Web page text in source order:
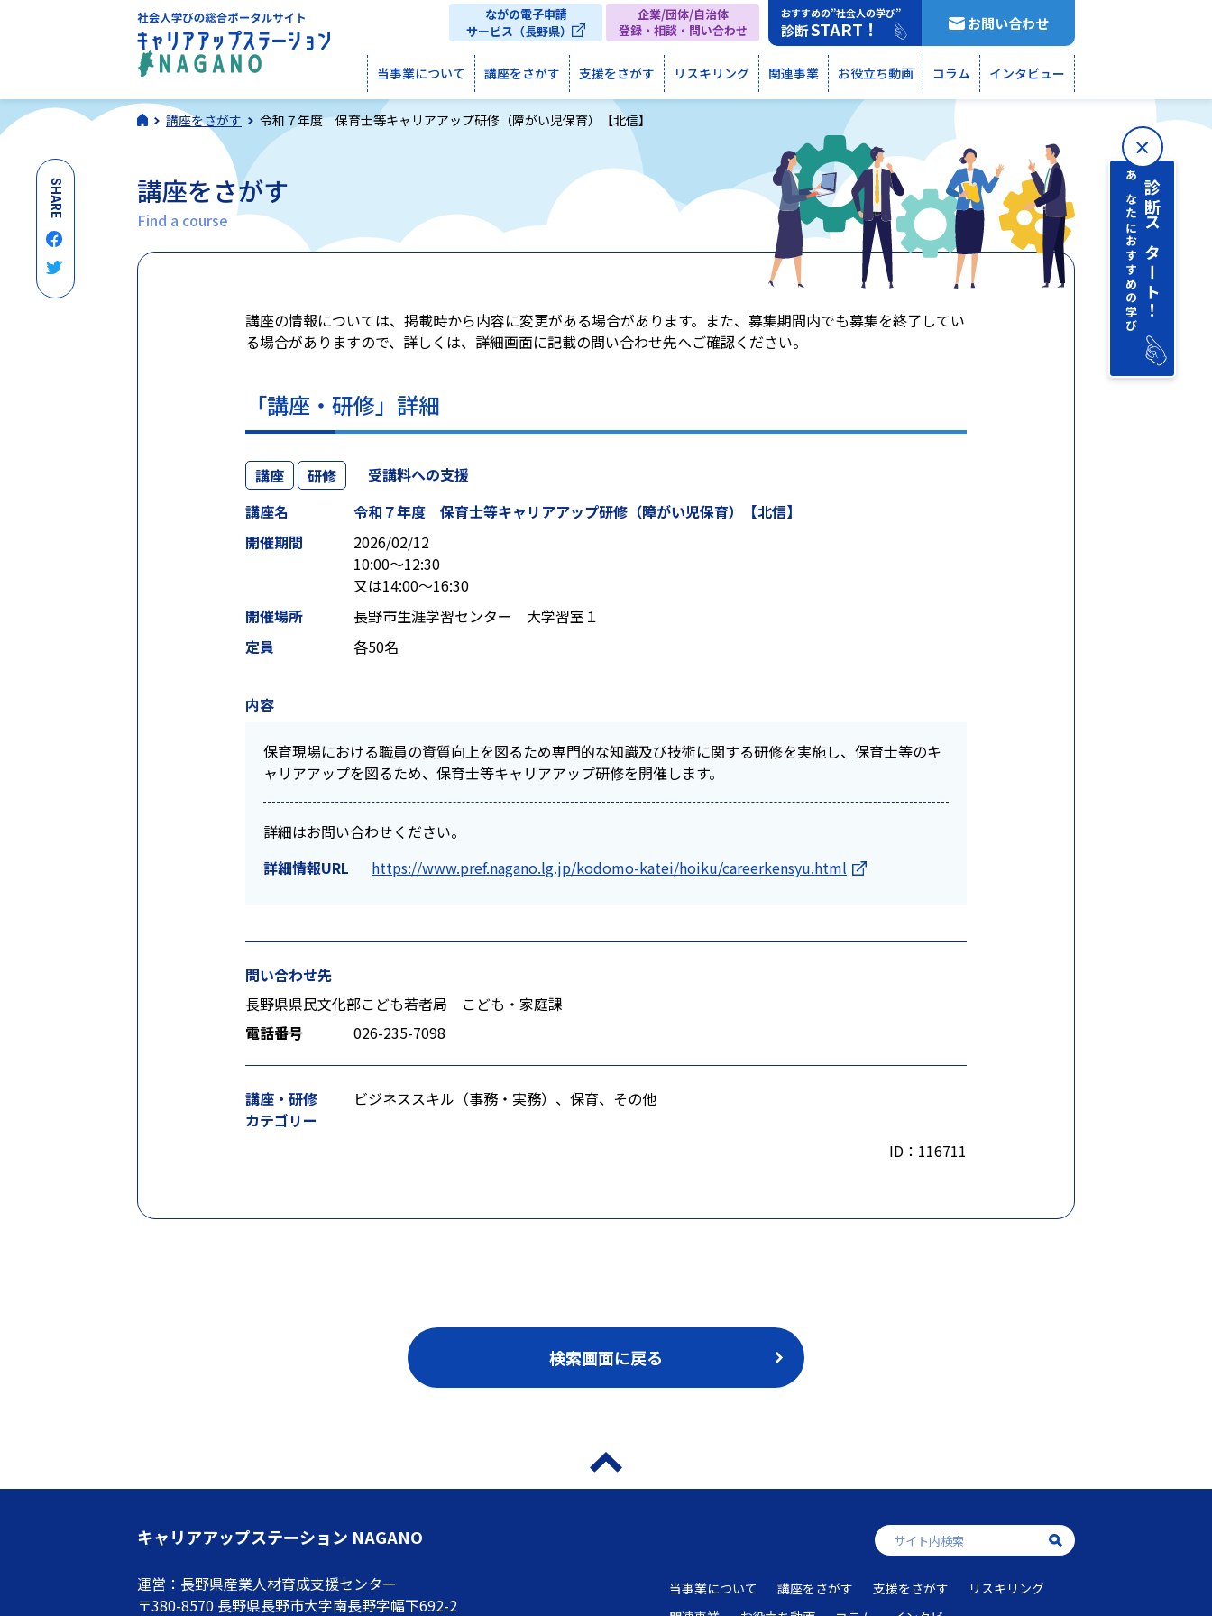
当事業について 講座をさがす 支援をさがす リスキリング 関連事業 お役立ち動画 コラム インタビュー
おすすめの”社会人の学び”
診断START！
企業/団体/自治体
登録・相談・問い合わせ
ながの電子申請
サービス（長野県）
お問い合わせ
講座をさがす 令和７年度 保育士等キャリアアップ研修（障がい児保育）【北信】
講座をさがす
Find a course
講座の情報については、掲載時から内容に変更がある場合があります。また、募集期間内でも募集を終了してい
る場合がありますので、詳しくは、詳細画面に記載の問い合わせ先へご確認ください。
「講座・研修」詳細
講座 研修
受講料への支援
講座名
令和７年度 保育士等キャリアアップ研修（障がい児保育）【北信】
開催期間
2026/02/12
10:00～12:30
又は14:00～16:30
開催場所
長野市生涯学習センター 大学習室１
定員
各50名
内容
保育現場における職員の資質向上を図るため専門的な知識及び技術に関する研修を実施し、保育士等のキ
ャリアアップを図るため、保育士等キャリアアップ研修を開催します。
詳細はお問い合わせください。
詳細情報URL
https://www.pref.nagano.lg.jp/kodomo-katei/hoiku/careerkensyu.html
問い合わせ先
長野県県民文化部こども若者局 こども・家庭課
電話番号
026-235-7098
講座・研修
カテゴリー
ビジネススキル（事務・実務）、保育、その他
ID：116711
検索画面に戻る
キャリアアップステーション NAGANO
運営：長野県産業人材育成支援センター
〒380-8570 長野県長野市大字南長野字幅下692-2
当事業について 講座をさがす 支援をさがす
リスキリング
SHARE あなたにおすすめの学び診断 スタート！